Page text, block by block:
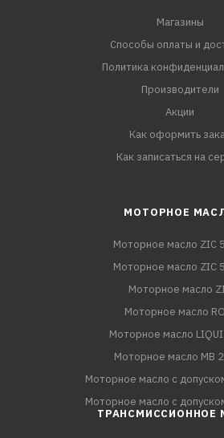
Магазины
Способы оплаты и
Политика
Производители
Акции
Как оформить
Как записаться на
МОТОРНОЕ
Моторное масло ZIC
Моторное масло ZIC
Моторное масло
Моторное масло
Моторное масло LIQUI
Моторное масло MB
Моторное масло с
Моторное масло с
ТРАНСМИССИОННОЕ